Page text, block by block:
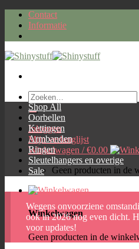
Skip
content
Contact
Informatie
Zoeken
naar:
Inloggen
Mijn verlanglijst
Winkelwagen /€0.00
Geen producten in de
Winkelwagen
Geen producten in de
Shop All
Oorbellen
Kettingen
Armbanden
Ringen
Sleutelhangers en overige
Sale
Wegens onvoorziene
ook in 2026 nog even dicht.
voor updates!